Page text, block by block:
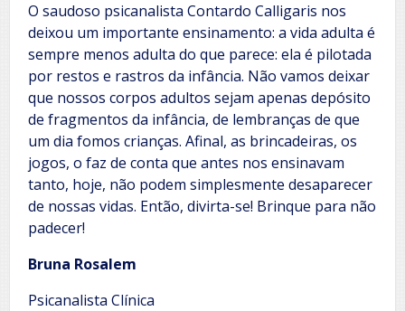
O saudoso psicanalista Contardo Calligaris nos
deixou um importante ensinamento: a vida adulta é
sempre menos adulta do que parece: ela é pilotada
por restos e rastros da infância. Não vamos deixar
que nossos corpos adultos sejam apenas depósito
de fragmentos da infância, de lembranças de que
um dia fomos crianças. Afinal, as brincadeiras, os
jogos, o faz de conta que antes nos ensinavam
tanto, hoje, não podem simplesmente desaparecer
de nossas vidas. Então, divirta-se! Brinque para não
padecer!
Bruna Rosalem
Psicanalista Clínica